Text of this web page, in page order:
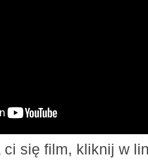
się film, kliknij w